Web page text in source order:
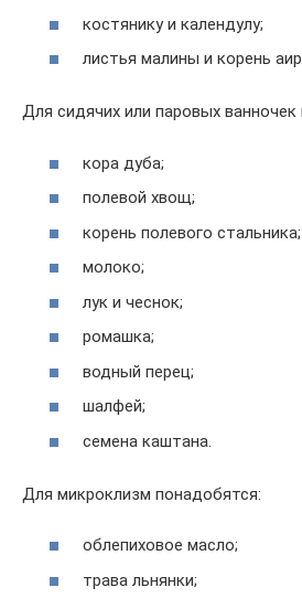
костянику и календулу;
листья малины и корень
Для сидячих или паровых ванночек
кора дуба;
полевой хвощ;
корень полевого стальника;
молоко;
лук и чеснок;
ромашка;
водный перец;
шалфей;
семена каштана.
Для микроклизм понадобятся:
облепиховое масло;
трава льнянки;